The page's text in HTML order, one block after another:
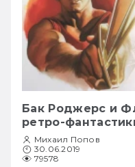
Бак Роджерс и
ретро-
Михаил Попов
30.06.2019
79578